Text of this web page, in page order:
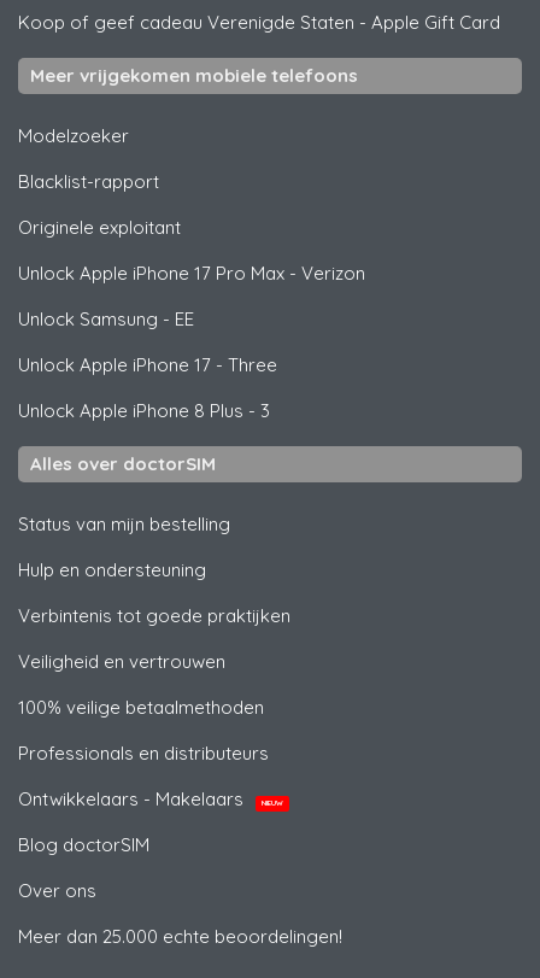
Koop of geef cadeau Verenigde Staten - Apple Gift Card
Meer vrijgekomen mobiele telefoons
Modelzoeker
Blacklist-rapport
Originele exploitant
Unlock Apple iPhone 17 Pro Max - Verizon
Unlock Samsung - EE
Unlock Apple iPhone 17 - Three
Unlock Apple iPhone 8 Plus - 3
Alles over doctorSIM
Status van mijn bestelling
Hulp en ondersteuning
Verbintenis tot goede praktijken
Veiligheid en vertrouwen
100% veilige betaalmethoden
Professionals en distributeurs
Ontwikkelaars - Makelaars
NIEUW
Blog doctorSIM
Over ons
Meer dan 25.000 echte beoordelingen!